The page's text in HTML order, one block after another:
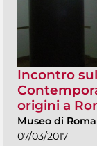
Incontro
origini a
Museo di
07/03/2017